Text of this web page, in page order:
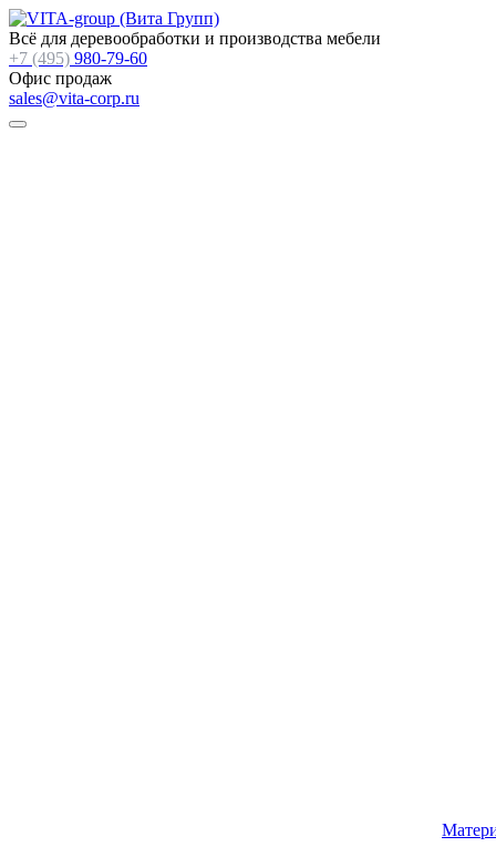
Всё для деревообработки и производства мебели
+7 (495) 980-79-60
Офис продаж
sales@vita-corp.ru